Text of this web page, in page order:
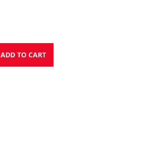
ADD TO CART